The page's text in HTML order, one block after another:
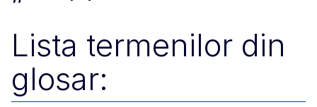
Lista termenilor din
glosar: